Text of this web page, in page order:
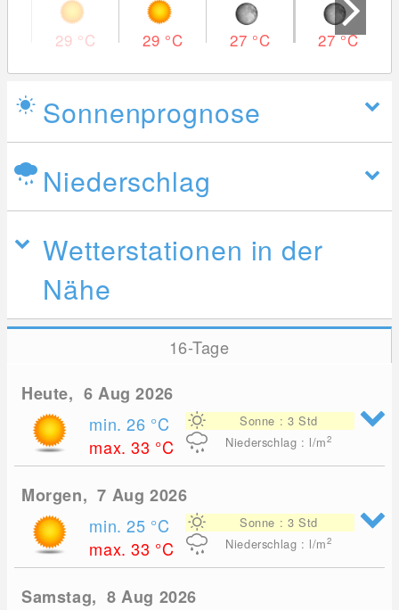
29 °C 29 °C 27 °C 27°C
Sonnenprognose
Niederschlag
Wetterstationen in der
Nähe
16-Tage
Heute, 6 Aug 2026
min. 26 °C
max. 33 °C
Sonne : 3 Std
Niederschlag : l/m2
Morgen, 7 Aug 2026
min. 25 °C
max. 33 °C
Sonne : 3 Std
Niederschlag : l/m2
Samstag, 8 Aug 2026